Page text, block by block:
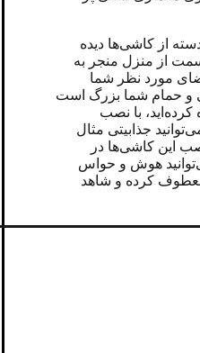
از کاشی‌ها دیده
از منزل منجر به
مورد نظر شما
و حمام شما بزرگ است
کرده‌اید، با نصب
جذابیتی مثال
این کاشی‌ها در
هوش و حواس
معطوف کرده و شاهد